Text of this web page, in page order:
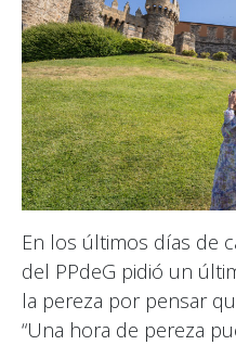
En los últimos días de
del PPdeG pidió un
la pereza por pensar
“Una hora de pereza